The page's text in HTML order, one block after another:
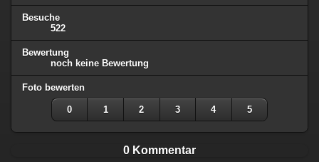
Besuche
522
Bewertung
noch keine Bewertung
Foto bewerten
0 1 2 3 4 5
0 Kommentar